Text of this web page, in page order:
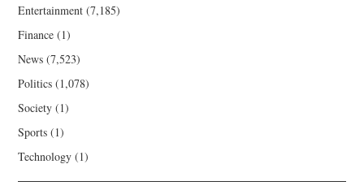
Entertainment (7,185)
Finance (1)
News (7,523)
Politics (1,078)
Society (1)
Sports (1)
Technology (1)